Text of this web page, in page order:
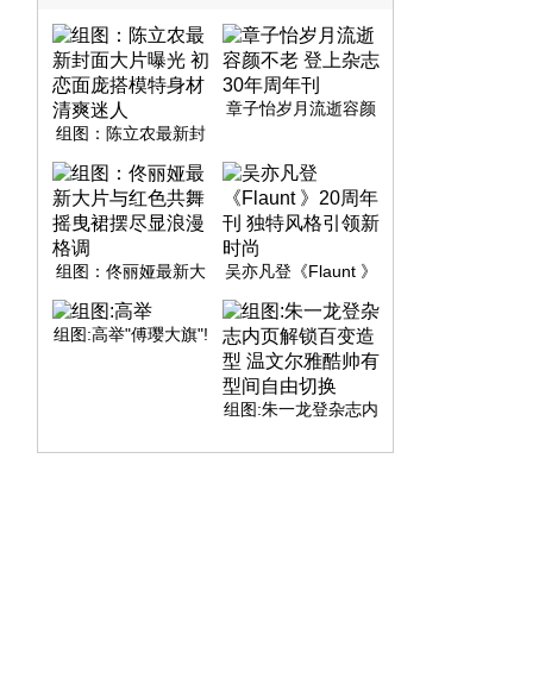
组图：陈立农最新封
搭模特身材清爽迷人
章子怡岁月流逝容颜
组图：佟丽娅最新大
摆尽显浪漫格调
吴亦凡登《Flaunt 》
领新时尚
组图:高举"傅璎大旗"!
组图:朱一龙登杂志内